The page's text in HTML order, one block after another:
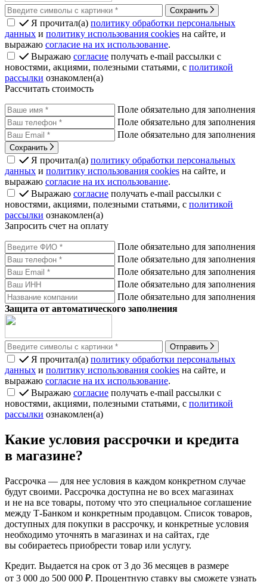
Сохранить
Я прочитал(а) политику обработки персональных
данных и политику использования cookies на сайте, и
выражаю согласие на их использование.
Выражаю согласие получать e-mail рассылки с
новостями, акциями, полезными статьями, с политикой
рассылки ознакомлен(а)
Рассчитать стоимость
Поле обязательно для заполнения
Поле обязательно для заполнения
Поле обязательно для заполнения
Сохранить
Я прочитал(а) политику обработки персональных
данных и политику использования cookies на сайте, и
выражаю согласие на их использование.
Выражаю согласие получать e-mail рассылки с
новостями, акциями, полезными статьями, с политикой
рассылки ознакомлен(а)
Запросить счет на оплату
Поле обязательно для заполнения
Поле обязательно для заполнения
Поле обязательно для заполнения
Поле обязательно для заполнения
Поле обязательно для заполнения
Защита от автоматического заполнения
Отправить
Я прочитал(а) политику обработки персональных
данных и политику использования cookies на сайте, и
выражаю согласие на их использование.
Выражаю согласие получать e-mail рассылки с
новостями, акциями, полезными статьями, с политикой
рассылки ознакомлен(а)
Какие условия рассрочки и кредита
в магазине?
Рассрочка — для нее условия в каждом конкретном случае
будут своими. Рассрочка доступна не во всех магазинах
и не на все товары, потому что это специальное соглашение
между Т‑Банком и конкретным продавцом. Список товаров,
доступных для покупки в рассрочку, и конкретные условия
необходимо уточнять в магазинах и на сайтах, где
вы собираетесь приобрести товар или услугу.
Кредит. Выдается на срок от 3 до 36 месяцев в размере
от 3 000 до 500 000 ₽. Процентную ставку вы сможете узнать